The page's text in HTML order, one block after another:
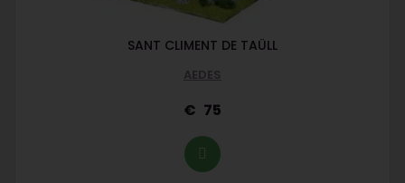
SANT CLIMENT DE TAÜLL
AEDES
75